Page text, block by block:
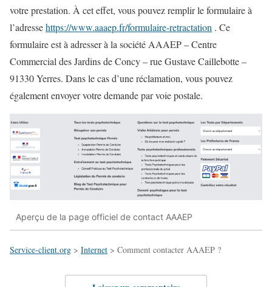
votre prestation. À cet effet, vous pouvez remplir le formulaire à
l’adressehttps://www.aaaep.fr/formulaire-retractation . Ce
formulaire est à adresser à la société AAAEP – Centre
Commercial des Jardins de Concy – rue Gustave Caillebotte –
91330 Yerres. Dans le cas d’une réclamation, vous pouvez
également envoyer votre demande par voie postale.
Aperçu de la page officiel de contact AAAEP
Service-client.org > Internet > Comment contacter AAAEP ?